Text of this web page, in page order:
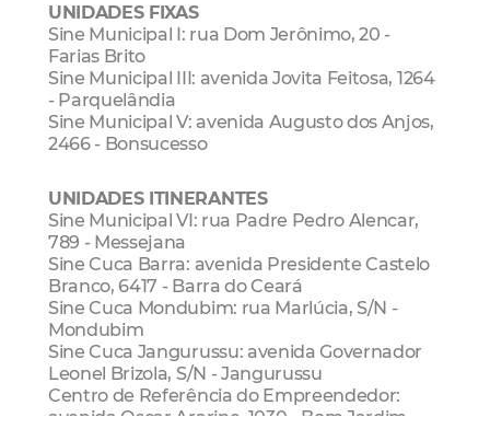
UNIDADES FIXAS
Sine Municipal I: rua Dom Jerônimo, 20 -
Farias Brito
Sine Municipal III: avenida Jovita Feitosa, 1264
- Parquelândia
Sine Municipal V: avenida Augusto dos Anjos,
2466 - Bonsucesso
UNIDADES ITINERANTES
Sine Municipal VI: rua Padre Pedro Alencar,
789 - Messejana
Sine Cuca Barra: avenida Presidente Castelo
Branco, 6417 - Barra do Ceará
Sine Cuca Mondubim: rua Marlúcia, S/N -
Mondubim
Sine Cuca Jangurussu: avenida Governador
Leonel Brizola, S/N - Jangurussu
Centro de Referência do Empreendedor:
avenida Oscar Araripe, 1030 - Bom Jardim